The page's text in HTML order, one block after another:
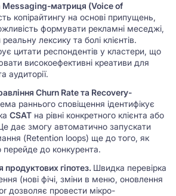
Messaging-матриця (Voice of
копірайтингу на основі припущень,
формувати рекламні меседжі,
лексику та болі клієнтів.
цитати респондентів у кластери, що
високоефективні креативи для
аудиторії.
Churn Rate та Recovery-
раннього сповіщення ідентифікує
CSAT на рівні конкретного клієнта або
дає змогу автоматично запускати
(Retention loops) ще до того, як
перейде до конкурента.
гіпотез. Швидка перевірка
(нові фічі, зміни в меню, оновлення
дозволяє провести мікро-